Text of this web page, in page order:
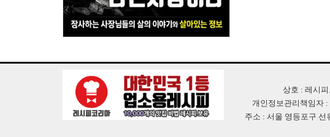
상호 : 레시
개인정보관리책임자
주소 : 서울 영등포구 선